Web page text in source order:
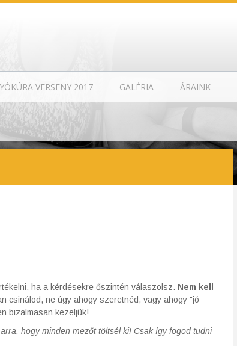
VERSENY 2017 GALÉRIA ÁRAINK
ha a kérdésekre őszintén válaszolsz. Nem kell
csinálod, ne úgy ahogy szeretnéd, vagy ahogy "jó
bizalmasan kezeljük!
hogy minden mezőt töltsél ki! Csak így fogod tudni